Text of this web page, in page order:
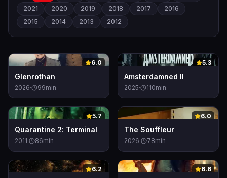
2021
2020 2019 2018 2017
2016
2015
2014 2013 2012
0 6.0
Glenrothan
2026· 99min
0 5.3
Amsterdamned II
2025· 110min
0 5.7
Quarantine 2: Terminal
2011· 86min
0 6.0
The Souffleur
2026· 78min
0 6.2 0 6.6